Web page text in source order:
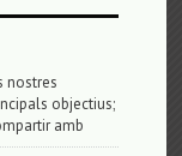
nostres
objectius;
amb